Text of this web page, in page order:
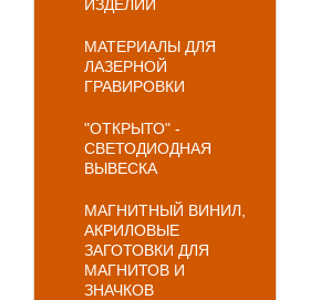
ИЗДЕЛИЙ
МАТЕРИАЛЫ ДЛЯ
ЛАЗЕРНОЙ
ГРАВИРОВКИ
"ОТКРЫТО" -
СВЕТОДИОДНАЯ
ВЫВЕСКА
МАГНИТНЫЙ ВИНИЛ,
АКРИЛОВЫЕ
ЗАГОТОВКИ ДЛЯ
МАГНИТОВ И
ЗНАЧКОВ